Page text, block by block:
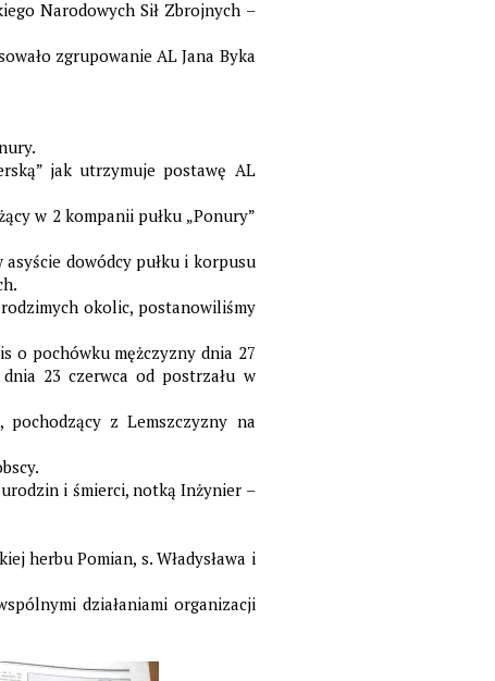
Narodowych Sił Zbrojnych –
zgrupowanie AL Jana Byka
jak utrzymuje postawę AL
w 2 kompanii pułku „Ponury”
dowódcy pułku i korpusu
okolic, postanowiliśmy
o pochówku mężczyzny dnia 27
23 czerwca od postrzału w
pochodzący z Lemszczyzny na
i śmierci, notką Inżynier –
herbu Pomian, s. Władysława i
działaniami organizacji